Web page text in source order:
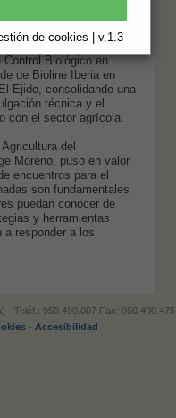
de cookies | v.1.3
eficaces para
Biológico en
de Bioline Iberia en
Ejido, consolidando una
técnica y el
con el sector agrícola.
del
Moreno, puso en valor
encuentros para el
son fundamentales
puedan conocer de
y herramientas
a responder a los
- Teléf.: 950.490.007 Fax: 950.490.475
- Accesibilidad